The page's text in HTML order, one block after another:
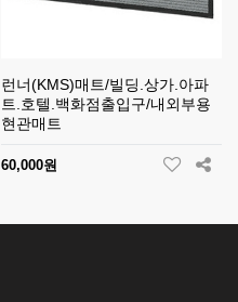
런너(KMS)매트/빌딩.상가.아파
트.호텔.백화점출입구/내외부용
현관매트
60,000원